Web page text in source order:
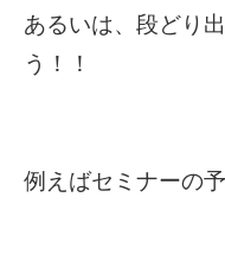
あるいは、段どり
う！！
例えばセミナーの